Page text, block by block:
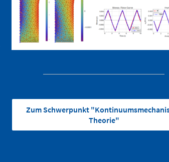
Zum Schwerpunkt
Theorie"